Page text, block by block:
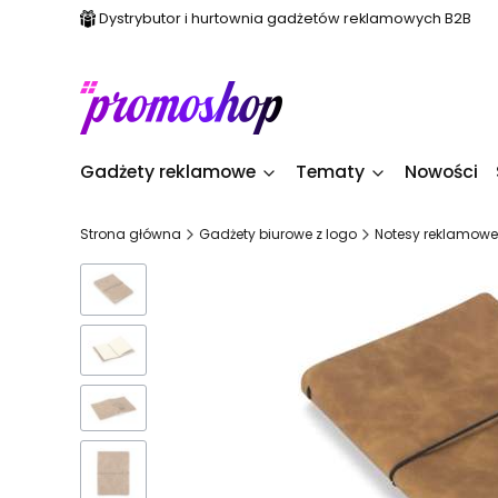
Dystrybutor i hurtownia gadżetów reklamowych B2B
Gadżety reklamowe Tematy Nowości
Strona główna Gadżety biurowe z logo Notesy